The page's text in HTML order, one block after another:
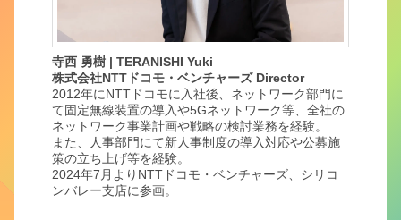
寺西 勇樹 | TERANISHI Yuki
株式会社NTTドコモ・ベンチャーズ Director
2012年にNTTドコモに入社後、ネットワーク部門に
て固定無線装置の導入や5Gネットワーク等、全社の
ネットワーク事業計画や戦略の検討業務を経験。
また、人事部門にて新人事制度の導入対応や公募施
策の立ち上げ等を経験。
2024年7月よりNTTドコモ・ベンチャーズ、シリコ
ンバレー支店に参画。